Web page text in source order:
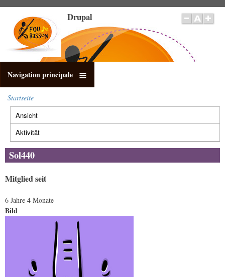
Inhalt
Drupal
Navigation principale
Pfadnavigation
Startseite
Primäre
Reiter
Ansicht
Reiter)
Aktivität
Sol440
Mitglied seit
6 Jahre 4 Monate
Bild